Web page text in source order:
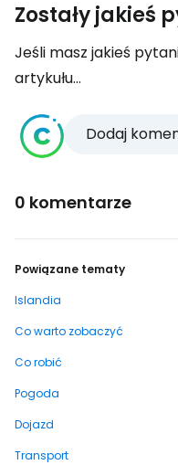
Zostały jakieś
Jeśli masz jakieś
artykułu...
Dodaj
0 komentarze
Powiązane tematy
Islandia
Co warto zobaczyć
Co robić
Pogoda
Dojazd
Transport